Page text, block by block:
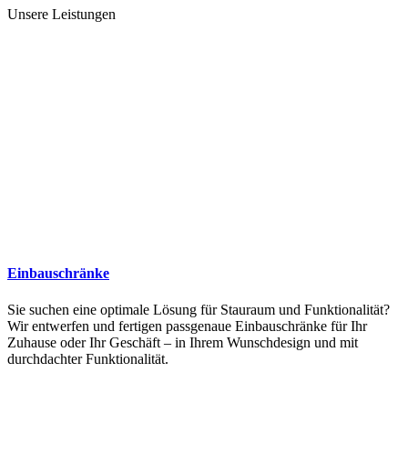
Unsere Leistungen
Einbauschränke
Sie suchen eine optimale Lösung für Stauraum und Funktionalität?
Wir entwerfen und fertigen passgenaue Einbauschränke für Ihr
Zuhause oder Ihr Geschäft – in Ihrem Wunschdesign und mit
durchdachter Funktionalität.